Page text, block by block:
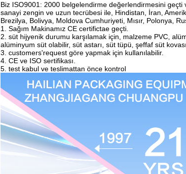
Biz ISO9001: 2000 belgelendirme değerlendirmesini geçti
sanayi zengin ve uzun tecrübesi ile, Hindistan, İran,
Brezilya, Bolivya, Moldova Cumhuriyeti, Mısır, Polonya,
1. Sağım Makinamız CE certifictae geçti.
2. süt hijyenik durumu karşılamak için, malzeme PVC,
alüminyum süt olabilir, süt astarı, süt tüpü, şeffaf süt
3. customers'request göre yapmak için kullanılabilir.
4. CE ve ISO sertifikası.
5. test kabul ve teslimattan önce kontrol